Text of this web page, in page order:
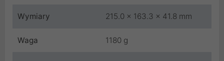
Wymiary 215.0 x 163.3 x 41.8 mm
Waga 1180 g